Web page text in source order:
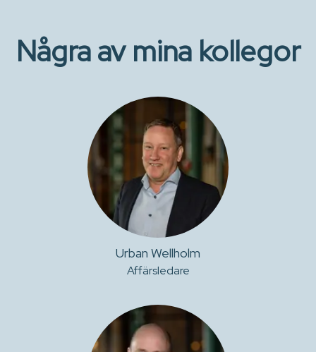
Några av mina kollegor
Urban Wellholm
Affärsledare